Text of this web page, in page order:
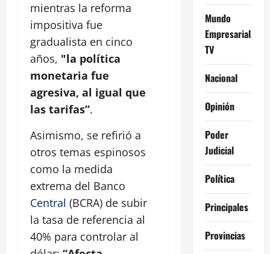
mientras la reforma
impositiva fue
gradualista en cinco
años, "la política
monetaria fue
agresiva, al igual que
las tarifas”.
Asimismo, se refirió a
otros temas espinosos
como la medida
extrema del Banco
Central (BCRA) de subir
la tasa de referencia al
40% para controlar al
Mundo
Empresarial
TV
Nacional
Opinión
Poder
Judicial
Política
Principales
Provincias